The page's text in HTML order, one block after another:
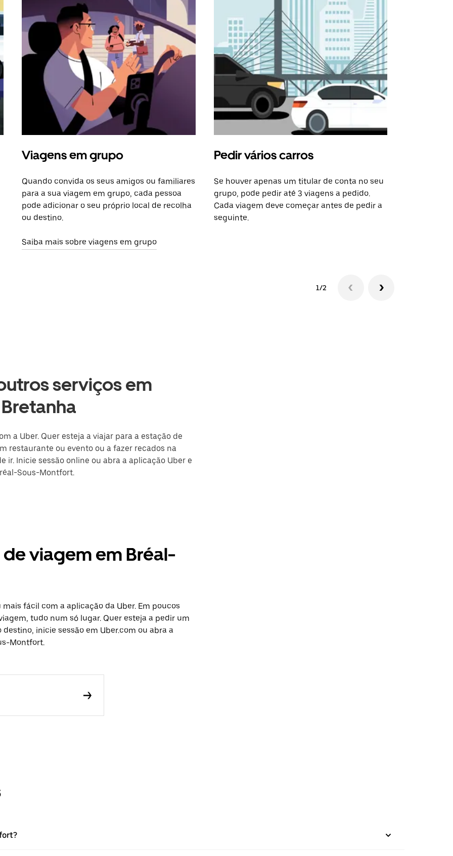
Viagens em grupo
Quando convida os seus amigos ou familiares
para a sua viagem em grupo, cada pessoa
pode adicionar o seu próprio local de recolha
ou destino.
Saiba mais sobre viagens em grupo
Pedir vários carros
Se houver apenas um titular de conta no seu
grupo, pode pedir até 3 viagens a pedido.
Cada viagem deve começar antes de pedir a
seguinte.
1/2
serviços em
a Uber. Quer esteja a viajar para a estação de
restaurante ou evento ou a fazer recados na
ir. Inicie sessão online ou abra a aplicação Uber e
Sous-Montfort.
viagem em Bréal-
fácil com a aplicação da Uber. Em poucos
tudo num só lugar. Quer esteja a pedir um
inicie sessão em Uber.com ou abra a
Montfort.